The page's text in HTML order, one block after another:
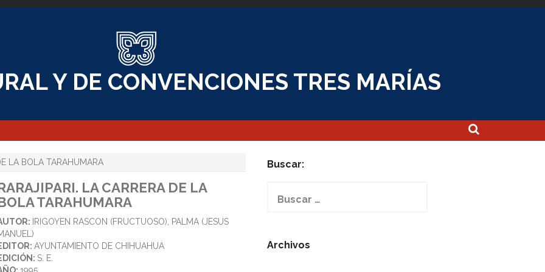
Y DE CONVENCIONES TRES MARÍAS
LA BOLA TARAHUMARA
LA CARRERA DE LA
TARAHUMARA
IRIGOYEN RASCON (FRUCTUOSO), PALMA (JESUS
AYUNTAMIENTO DE CHIHUAHUA
S. E.
Buscar:
Archivos